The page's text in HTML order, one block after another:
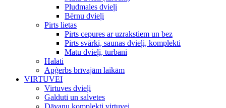
Pludmales dvieļi
Bērnu dvieļi
Pirts lietas
Pirts cepures ar uzrakstiem un bez
Pirts svārki, saunas dvieļi, komplekti
Matu dvieļi, turbāni
Halāti
Apģerbs brīvajām laikām
VIRTUVEI
Virtuves dvieļi
Galduti un salvetes
Dāvanu komplekti virtuvei